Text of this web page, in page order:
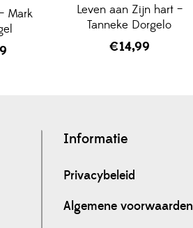
Mark
Leven aan Zijn hart –
Tanneke Dorgelo
€14,99
Informatie
Privacybeleid
Algemene voorwaarden